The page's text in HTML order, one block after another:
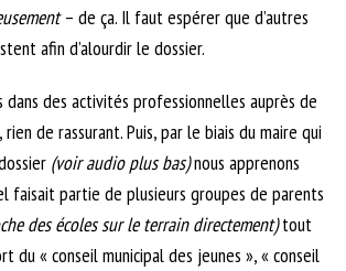
– de ça. Il faut espérer que d’autres
afin d’alourdir le dossier.
des activités professionnelles auprès de
de rassurant. Puis, par le biais du maire qui
(voir audio plus bas)nous apprenons
faisait partie de plusieurs groupes de parents
des écoles sur le terrain directement)tout
du « conseil municipal des jeunes », « conseil